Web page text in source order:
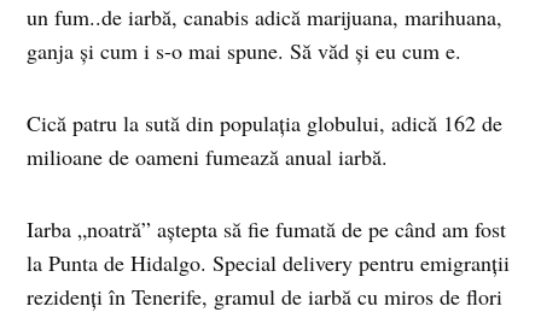
un fum..de iarbă, canabis adică marijuana, marihuana,
ganja şi cum i s-o mai spune. Să văd şi eu cum e.
Cică patru la sută din populaţia globului, adică 162 de
milioane de oameni fumează anual iarbă.
Iarba „noatră” aştepta să fie fumată de pe când am fost
la Punta de Hidalgo. Special delivery pentru emigranţii
rezidenţi în Tenerife, gramul de iarbă cu miros de flori